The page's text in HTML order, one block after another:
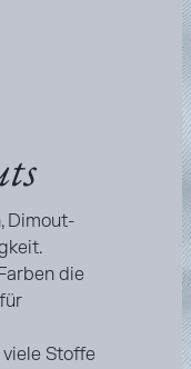
Dimout-
die
Stoffe